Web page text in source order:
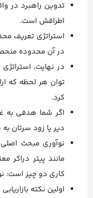
تدوین راهبرد در
اطرافش است.
استراتژی تعریف
در آن محدوده
در نهایت،
توان هر لحظه که
کرد.
اگر شما هدفی به
دیر یا زود سرتان
نوآوری مبحث
مانند پیتر
کاری دو چیز است:
اولین نکته